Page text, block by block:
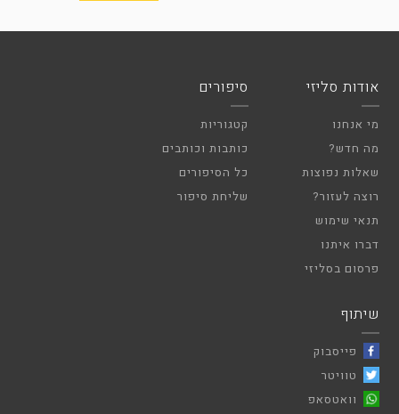
אודות סליזי
מי אנחנו
מה חדש?
שאלות נפוצות
רוצה לעזור?
תנאי שימוש
דברו איתנו
פרסום בסליזי
סיפורים
קטגוריות
כותבות וכותבים
כל הסיפורים
שליחת סיפור
שיתוף
פייסבוק
טוויטר
וואטסאפ